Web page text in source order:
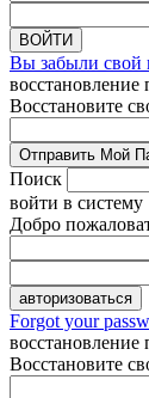
Вы забыли свой
восстановление
Восстановите
Поиск
войти в систему
Добро
Forgot your
восстановление
Восстановите